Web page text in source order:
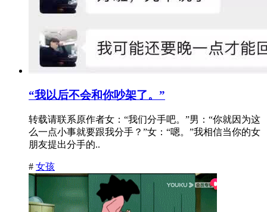
“我以后不会和你吵架了。”
转载请联系原作者女：“我们分手吧。”男：“你就因为这
么一点小事就要跟我分手？”女：“嗯。”我相信当你的女
朋友提出分手的..
# 女孩